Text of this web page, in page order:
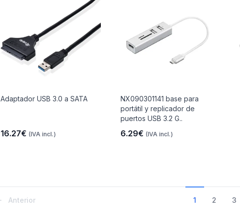
Adaptador USB 3.0 a SATA
16.27€ (IVA incl.)
NX090301141 base para
portátil y replicador de
puertos USB 3.2 G..
6.29€ (IVA incl.)
Anterior 1 2 3